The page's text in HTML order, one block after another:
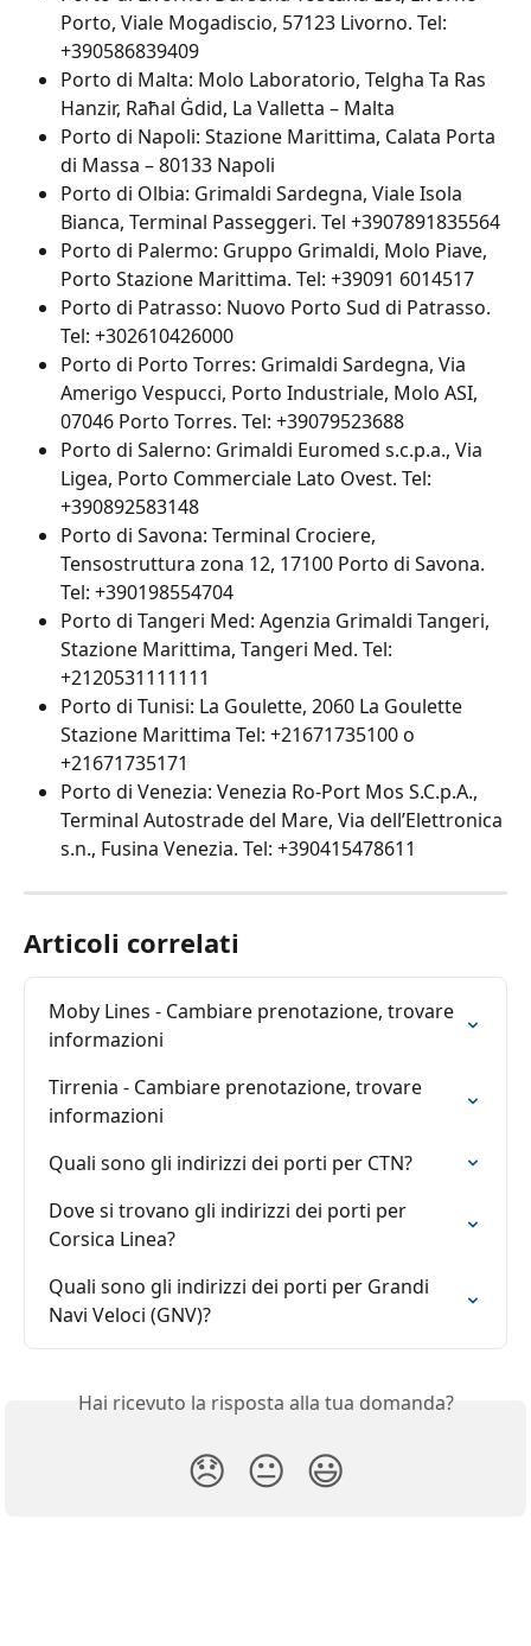
Porto, Viale Mogadiscio, 57123 Livorno. Tel:
+390586839409
Porto di Malta: Molo Laboratorio, Telgha Ta Ras
Hanzir, Raħal Ġdid, La Valletta – Malta
Porto di Napoli: Stazione Marittima, Calata Porta
di Massa – 80133 Napoli
Porto di Olbia: Grimaldi Sardegna, Viale Isola
Bianca, Terminal Passeggeri. Tel +3907891835564
Porto di Palermo: Gruppo Grimaldi, Molo Piave,
Porto Stazione Marittima. Tel: +39091 6014517
Porto di Patrasso: Nuovo Porto Sud di Patrasso.
Tel: +302610426000
Porto di Porto Torres: Grimaldi Sardegna, Via
Amerigo Vespucci, Porto Industriale, Molo ASI,
07046 Porto Torres. Tel: +39079523688
Porto di Salerno: Grimaldi Euromed s.c.p.a., Via
Ligea, Porto Commerciale Lato Ovest. Tel:
+390892583148
Porto di Savona: Terminal Crociere,
Tensostruttura zona 12, 17100 Porto di Savona.
Tel: +390198554704
Porto di Tangeri Med: Agenzia Grimaldi Tangeri,
Stazione Marittima, Tangeri Med. Tel:
+2120531111111
Porto di Tunisi: La Goulette, 2060 La Goulette
Stazione Marittima Tel: +21671735100 o
+21671735171
Porto di Venezia: Venezia Ro-Port Mos S.C.p.A.,
Terminal Autostrade del Mare, Via dell’Elettronica
s.n., Fusina Venezia. Tel: +390415478611
Articoli correlati
Moby Lines - Cambiare prenotazione, trovare
informazioni
Tirrenia - Cambiare prenotazione, trovare
informazioni
Quali sono gli indirizzi dei porti per CTN?
Dove si trovano gli indirizzi dei porti per
Corsica Linea?
Quali sono gli indirizzi dei porti per Grandi
Navi Veloci (GNV)?
Hai ricevuto la risposta alla tua domanda?
😞 😐 😃